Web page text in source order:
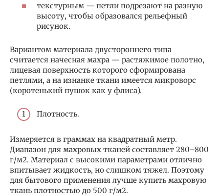
текстурным — петли подрезают на разную
высоту, чтобы образовался рельефный
рисунок.
Вариантом материала двустороннего типа
считается начесная махра — растяжимое полотно,
лицевая поверхность которого сформирована
петлями, а на изнанке ткани имеется микроворс
(коротенький пушок как у флиса).
Плотность.
Измеряется в граммах на квадратный метр.
Диапазон для махровых тканей составляет 280–800
г/м2. Материал с высокими параметрами отлично
впитывает жидкость, но слишком тяжел. Поэтому
для бытового применения лучше купить махровую
ткань плотностью до 500 г/м2.